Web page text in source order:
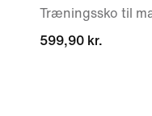
Træningssko til
599,90 kr.
599,90 kr.